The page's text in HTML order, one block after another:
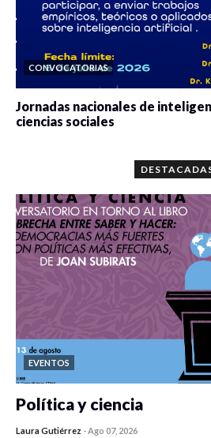
CONVOCATORIAS
Jornadas nacionales de
ciencias sociales
EVENTOS
Política y ciencia
Laura Gutiérrez -Ago 07, 2026